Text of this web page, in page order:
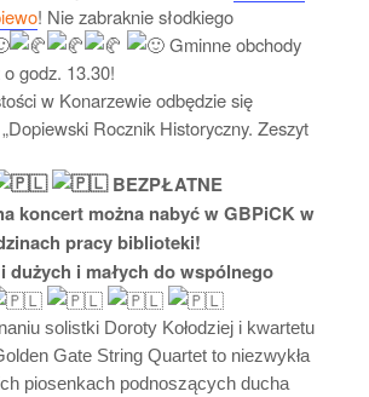
! Nie zabraknie słodkiego
Gminne obchody
godz. 13.30!
w Konarzewie odbędzie się
Rocznik Historyczny. Zeszyt
BEZPŁATNE
koncert można nabyć w GBPiCK w
pracy biblioteki!
dużych i małych do wspólnego
solistki Doroty Kołodziej i kwartetu
Gate String Quartet to niezwykła
piosenkach podnoszących ducha